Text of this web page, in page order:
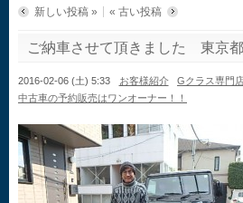
新しい投稿 » « 古い投稿
ご納車させて頂きました 東京
2016-02-06 (土) 5:33 お客様紹介
Gクラス専門
中古車の予約販売はワンオーナー！！